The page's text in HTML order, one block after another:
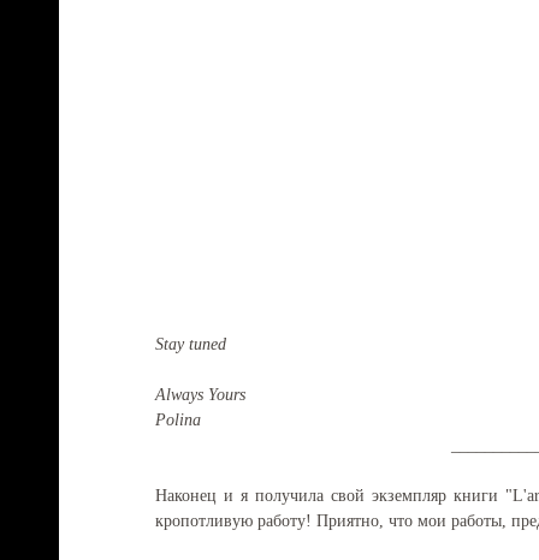
Stay tuned
Always Yours
Polina
Наконец и я получила свой экземпляр книги
кропотливую работу! Приятно, что мои работы,